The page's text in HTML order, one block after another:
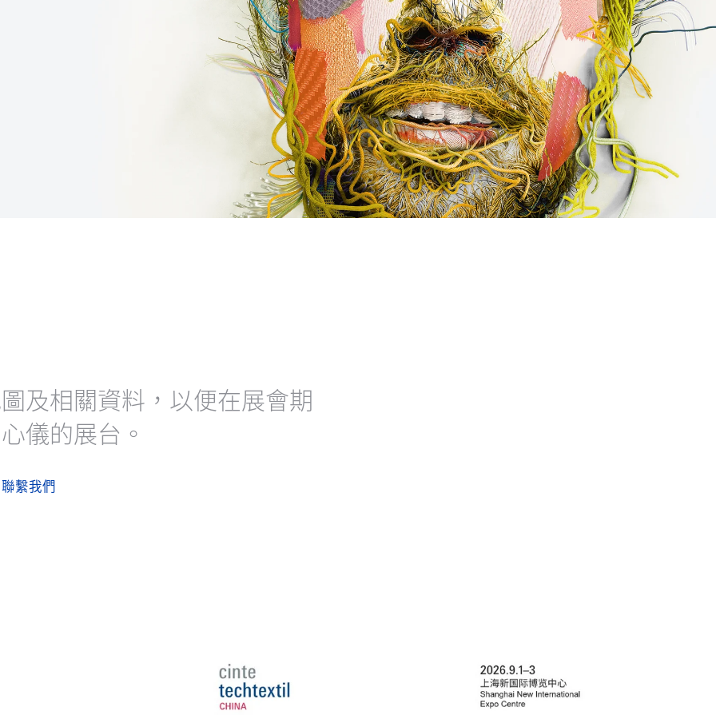
及相關資料，以便在展會期
儀的展台。
聯繫我們